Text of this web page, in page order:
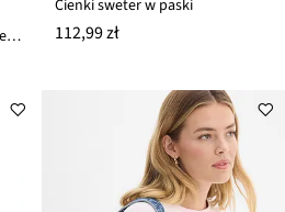
Sweter ażurowy z czystej bawełny
Cienki sweter w paski
112,99 zł